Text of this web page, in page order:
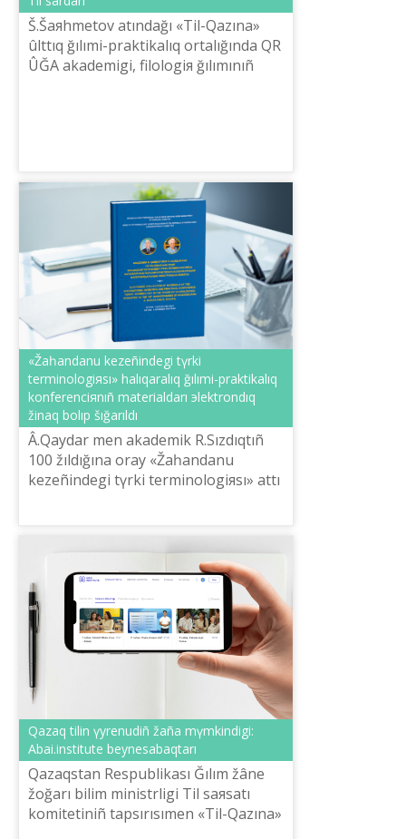
Š.Šaяhmetov atındağı «Tіl-Qazına»
ûlttıq ğılımi-praktikalıq ortalığında QR
ÛĞA akademigі, filologiя ğılımınıñ
«Žaһandanu kezeñіndegі tүrkі
terminologiяsı» halıqaralıq ğılımi-praktikalıq
konferenciяnıñ materialdarı эlektrondıq
žinaq bolıp šığarıldı
Â.Qaydar men akademik R.Sızdıqtıñ
100 žıldığına oray «Žaһandanu
kezeñіndegі tүrkі terminologiяsı» attı
Qazaq tіlіn үyrenudіñ žaña mүmkіndіgі:
Abai.institute beynesabaqtarı
Qazaqstan Respublikası Ğılım žâne
žoğarı bіlіm ministrlіgі Tіl saяsatı
komitetіnіñ tapsırısımen «Tіl-Qazına»